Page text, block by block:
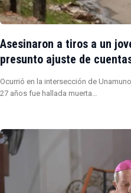
Asesinaron a tiros a un
presunto ajuste de
Ocurrió en la intersección de
27 años fue hallada muerta…